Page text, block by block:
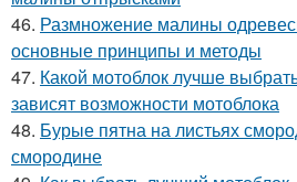
46. Размножение малины
основные принципы и методы
47. Какой мотоблок лучше
зависят возможности мотоблока
48. Бурые пятна на листьях
смородине